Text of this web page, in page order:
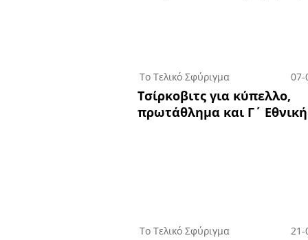
Το Τελικό Σφύριγμα 07-
Τσίρκοβιτς για κύπελλο,
πρωτάθλημα και Γ΄
Το Τελικό Σφύριγμα